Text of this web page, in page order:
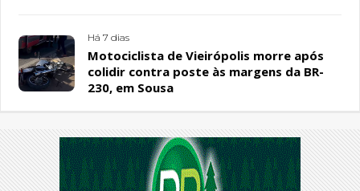
Há 7 dias
Motociclista de Vieirópolis morre após
colidir contra poste às margens da BR-
230, em Sousa